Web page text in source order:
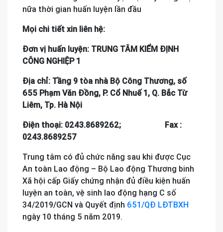
nữa thời gian huấn luyện lần đầu
Mọi chi tiết xin liên hệ:
Đơn vị huấn luyện: TRUNG TÂM KIỂM ĐỊNH
CÔNG NGHIỆP 1
Địa chỉ: Tầng 9 tòa nhà Bộ Công Thương, số
655 Phạm Văn Đồng, P. Cổ Nhuế 1, Q. Bắc Từ
Liêm, Tp. Hà Nội
Điện thoại: 0243.8689262; Fax :
0243.8689257
Trung tâm có đủ chức năng sau khi được Cục
An toàn Lao động – Bộ Lao động Thương binh
Xã hội cấp Giấy chứng nhận đủ điều kiện huấn
luyện an toàn, vệ sinh lao động hạng C số
34/2019/GCN và Quyết định 651/QĐ LĐTBXH
ngày 10 tháng 5 năm 2019.